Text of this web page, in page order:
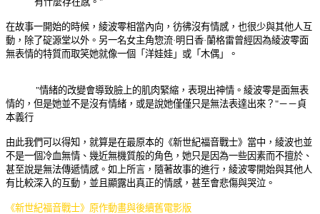
在故事一開始的時候，綾波零相當內向，彷彿沒有情感，也很少與其他人互
動，除了碇源堂以外。另一名女主角惣流·明日香·蘭格雷曾經因為綾波零面
無表情的特質而取笑她就像一個「洋娃娃」或「木偶」。
"情緒的改變會導致臉上的肌肉緊縮，表現出神情。綾波零是面無表
情的，但是她並不是沒有情緒，或是說她僅僅只是無法表達出來？"－－貞
本義行
由此我們可以得知，就算是在最原本的《新世紀福音戰士》當中，綾波也並
不是一個冷血無情、幾近無機質般的角色，她只是因為一些因素而不擅於、
甚至說是無法傳遞情感。如上所言， 隨著故事的進行，綾波零開始與其他人
有比較深入的互動，並且顯露出真正的情感，甚至會悲傷與哭泣。
《新世紀福音戰士》原作動畫與後續舊電影版